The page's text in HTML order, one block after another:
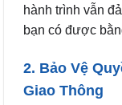
hành trình vẫn
bạn có được
2. Bảo Vệ
Giao Thông